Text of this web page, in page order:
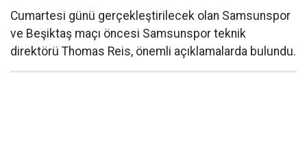
Cumartesi günü gerçekleştirilecek olan Samsunspor
ve Beşiktaş maçı öncesi Samsunspor teknik
direktörü Thomas Reis, önemli açıklamalarda bulundu.